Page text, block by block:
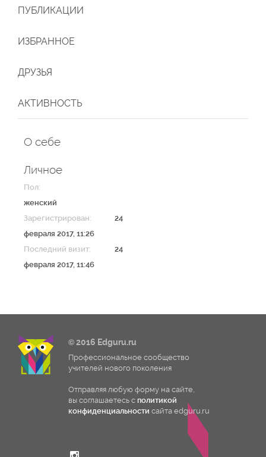
ПУБЛИКАЦИИ
ИЗБРАННОЕ
ДРУЗЬЯ
АКТИВНОСТЬ
О себе
Личное
Пол:
женский
Зарегистрирован:
24
февраля 2017, 11:26
Последний визит:
24
февраля 2017, 11:46
© 2016 Edguru.ru
Профессиональное сообщество
учителей нового поколения
Отправляя любую форму на сайте,
вы соглашаетесь с политикой
конфиденциальности сайта edguru.ru